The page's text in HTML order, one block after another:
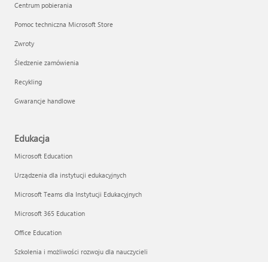
Centrum pobierania
Pomoc techniczna Microsoft Store
Zwroty
Śledzenie zamówienia
Recykling
Gwarancje handlowe
Edukacja
Microsoft Education
Urządzenia dla instytucji edukacyjnych
Microsoft Teams dla Instytucji Edukacyjnych
Microsoft 365 Education
Office Education
Szkolenia i możliwości rozwoju dla nauczycieli